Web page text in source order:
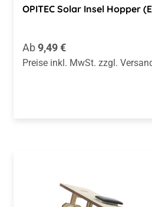
OPITEC Solar Insel Hopper
Regulärer Preis:
Ab9,49 €
Preise inkl. MwSt. zzgl.